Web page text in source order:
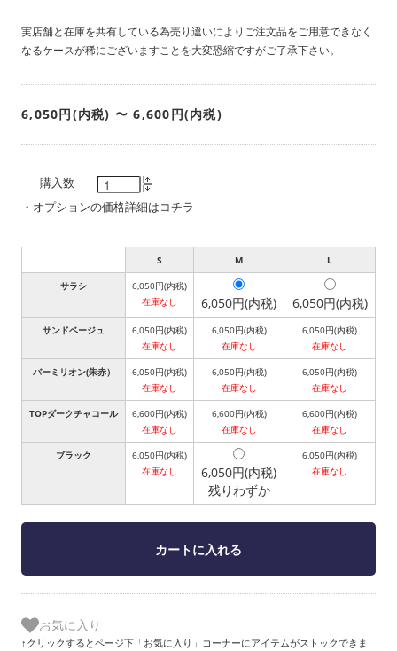
実店舗と在庫を共有している為売り違いによりご注文品をご用意できなく
なるケースが稀にございますことを大変恐縮ですがご了承下さい。
6,050円(内税) 〜 6,600円(内税)
購入数
・ オプションの価格詳細はコチラ
S M L
サラシ
6,050円(内税)
在庫なし
6,050円(内税) 6,050円(内税)
サンドベージュ
6,050円(内税)
在庫なし
6,050円(内税)
在庫なし
6,050円(内税)
在庫なし
バーミリオン(朱赤）
6,050円(内税)
在庫なし
6,050円(内税)
在庫なし
6,050円(内税)
在庫なし
TOPダークチャコール
6,600円(内税)
在庫なし
6,600円(内税)
在庫なし
6,600円(内税)
在庫なし
ブラック
6,050円(内税)
在庫なし
6,050円(内税)
残りわずか
6,050円(内税)
在庫なし
お気に入り
↑クリックするとページ下「お気に入り」コーナーにアイテムがストックできま